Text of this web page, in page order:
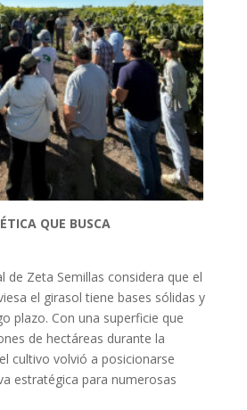
QUE BUSCA
de Zeta Semillas considera que el
el girasol tiene bases sólidas y
plazo. Con una superficie que
de hectáreas durante la
cultivo volvió a posicionarse
estratégica para numerosas